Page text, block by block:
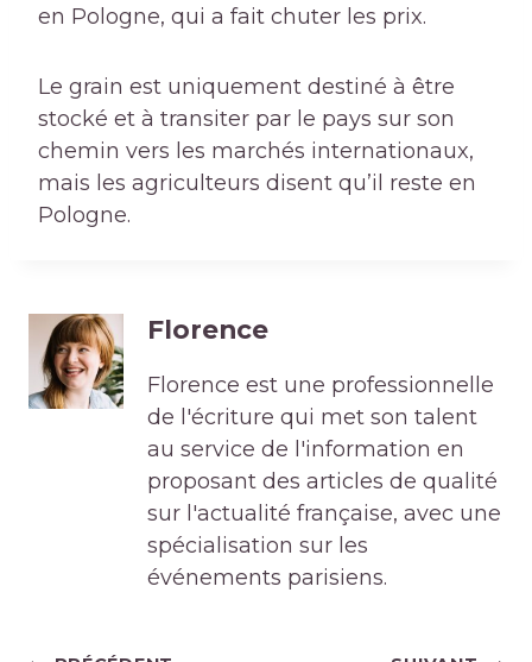
en Pologne, qui a fait chuter les prix.
Le grain est uniquement destiné à être
stocké et à transiter par le pays sur son
chemin vers les marchés internationaux,
mais les agriculteurs disent qu’il reste en
Pologne.
Florence
Florence est une professionnelle
de l'écriture qui met son talent
au service de l'information en
proposant des articles de qualité
sur l'actualité française, avec une
spécialisation sur les
événements parisiens.